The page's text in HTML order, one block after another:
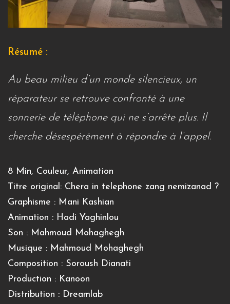
Résumé :
Au beau milieu d’un monde silencieux, un
réparateur se retrouve confronté à une
sonnerie de téléphone qui ne s’arrête plus. Il
cherche désespérément à répondre à l’appel.
8 Min, Couleur, Animation
Titre original: Chera in telephone zang nemizanad ?
Graphisme : Mani Kashian
Animation : Hadi Yaghinlou
Son : Mahmoud Mohaghegh
Musique : Mahmoud Mohaghegh
Composition : Soroush Dianati
Production : Kanoon
Distribution : Dreamlab